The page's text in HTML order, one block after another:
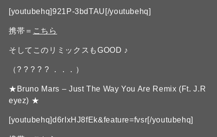
[youtubehq]921P-3bdTAU[/youtubehq]
携帯＝ こちら
そしてこのリミックスもGOOD ♪
（? ? ? ? ? ．．．）
★Bruno Mars – Just The Way You Are Remix (Ft. J.R
eyez) ★
[youtubehq]d6rIxHJ8fEk&feature=fvsr[/youtubehq]